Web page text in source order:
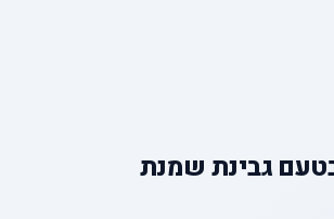
גבינת שמנת